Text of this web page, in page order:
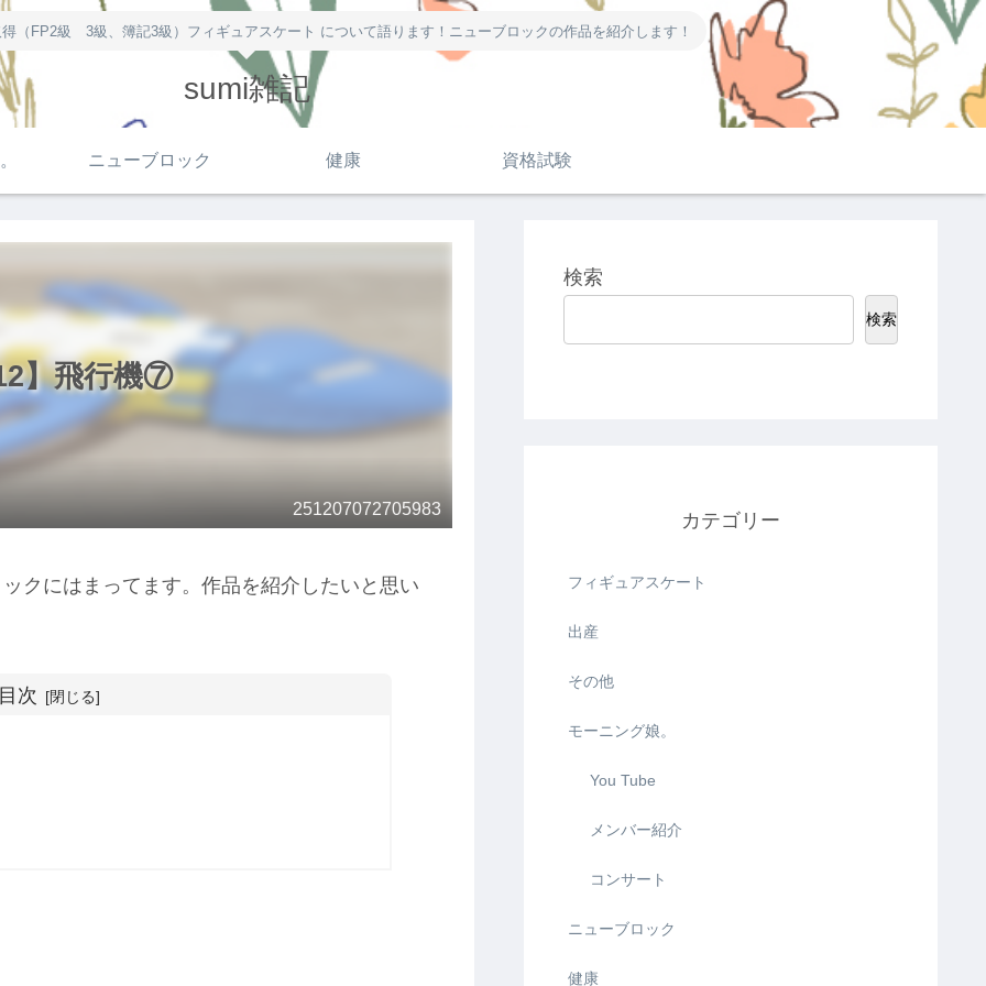
FP2級 3級、簿記3級）フィギュアスケート について語ります！ニューブロックの作品を紹介します！
sumi雑記
ニューブロック 健康 資格試験
】飛行機⑦
251207072705983
クにはまってます。作品を紹介したいと思い
次
検索
検索
カテゴリー
フィギュアスケート
出産
その他
モーニング娘。
You Tube
メンバー紹介
コンサート
ニューブロック
健康